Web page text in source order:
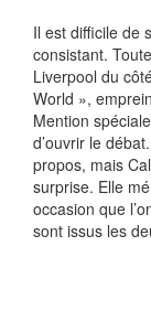
Il est difficile de
consistant.
Liverpool du
World »,
Mention
d’ouvrir le
propos, mais
surprise. Elle
occasion que
sont issus les